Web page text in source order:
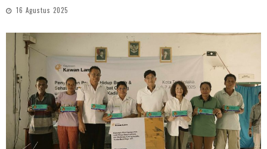
16 Agustus 2025